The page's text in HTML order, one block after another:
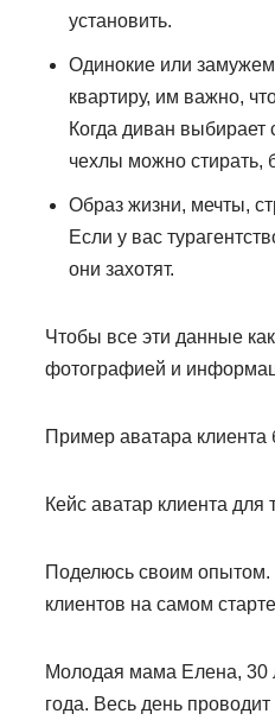
установить.
Одинокие или
квартиру, им важно,
Когда диван выбирает
чехлы можно стирать,
Образ жизни, мечты,
Если у вас
они захотят.
Чтобы все эти данные
фотографией и
Пример аватара
Кейс аватар клиента для
Поделюсь своим опытом.
клиентов на самом
Молодая мама Елена, 30
года. Весь день